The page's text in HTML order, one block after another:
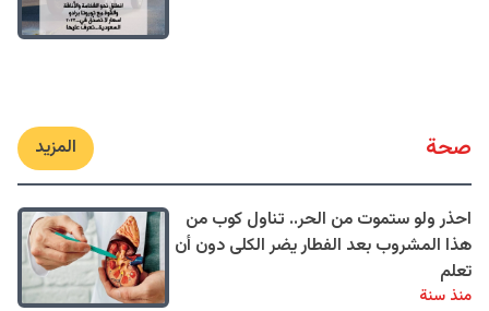
صحة المزيد
احذر ولو ستموت من الحر.. تناول كوب من
هذا المشروب بعد الفطار يضر الكلى دون أن
تعلم
منذ سنة